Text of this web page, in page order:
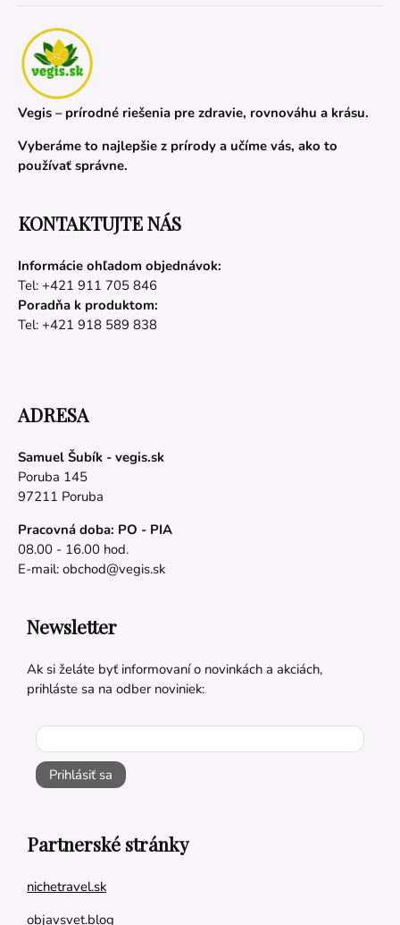
Vegis – prírodné riešenia pre zdravie, rovnováhu a krásu.
Vyberáme to najlepšie z prírody a učíme vás, ako to
používať správne.
KONTAKTUJTE NÁS
Informácie ohľadom objednávok:
Tel: +421 911 705 846
Poradňa k produktom:
Tel: +421 918 589 838
ADRESA
Samuel Šubík - vegis.sk
Poruba 145
97211 Poruba
Pracovná doba: PO - PIA
08.00 - 16.00 hod.
E-mail: obchod@vegis.sk
Newsletter
Ak si želáte byť informovaní o novinkách a akciách,
prihláste sa na odber noviniek:
Prihlásiť sa
Partnerské stránky
nichetravel.sk
objavsvet.blog